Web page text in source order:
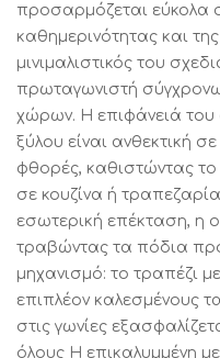
προσαρμόζεται εύκολα
καθημερινότητας και
μινιμαλιστικός του
πρωταγωνιστή
χώρων. Η επιφάνειά του
ξύλου είναι ανθεκτική
φθορές, καθιστώντας το
σε κουζίνα ή
εσωτερική επέκταση, η
τραβώντας τα πόδια
μηχανισμό: το τραπέζι
επιπλέον καλεσμένους
στις γωνίες
όλους Η επικαλυμμένη